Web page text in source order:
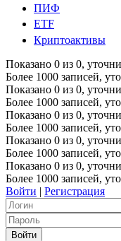
ПИФ
ETF
Криптоактивы
Показано 0 из 0,
Более 1000 записей,
Показано 0 из 0,
Более 1000 записей,
Показано 0 из 0,
Более 1000 записей,
Показано 0 из 0,
Более 1000 записей,
Показано 0 из 0,
Более 1000 записей,
Войти | Регистрация